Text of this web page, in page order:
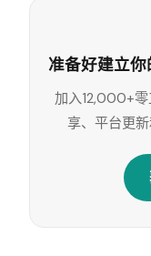
准备好建立你
加入12,000+
享、平台更